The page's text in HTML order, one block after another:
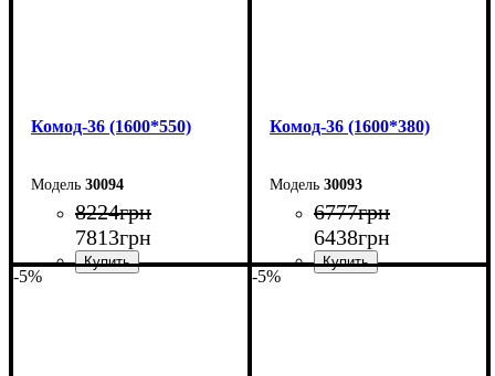
Комод-36 (1600*550)
30094
8224грн
7813грн
Комод-36 (1600*380)
30093
6777грн
6438грн
-5% -5%